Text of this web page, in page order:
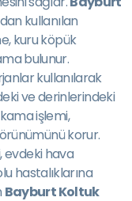
kullanılan
kuru köpük
bulunur.
kullanılarak
ve derinlerindeki
işlemi,
korur.
evdeki hava
hastalıklarına
Bayburt Koltuk